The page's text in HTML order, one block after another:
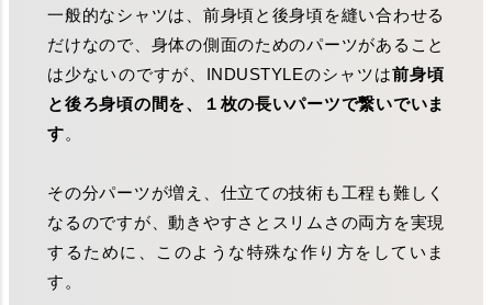
一般的なシャツは、前身頃と後身頃を縫い合わせる
だけなので、身体の側面のためのパーツがあること
は少ないのですが、INDUSTYLEのシャツは前身頃
と後ろ身頃の間を、１枚の長いパーツで繋いでいま
す。
その分パーツが増え、仕立ての技術も工程も難しく
なるのですが、動きやすさとスリムさの両方を実現
するために、このような特殊な作り方をしていま
す。